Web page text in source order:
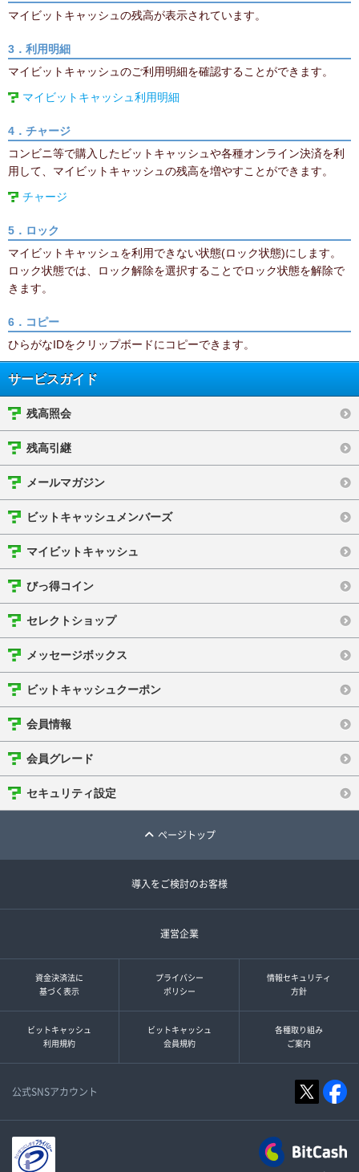
マイビットキャッシュの残高が表示されています。
3．利用明細
マイビットキャッシュのご利用明細を確認することができます。
マイビットキャッシュ利用明細
4．チャージ
コンビニ等で購入したビットキャッシュや各種オンライン決済を利
用して、マイビットキャッシュの残高を増やすことができます。
チャージ
5．ロック
マイビットキャッシュを利用できない状態(ロック状態)にします。
ロック状態では、ロック解除を選択することでロック状態を解除で
きます。
6．コピー
ひらがなIDをクリップボードにコピーできます。
サービスガイド
残高照会
残高引継
メールマガジン
ビットキャッシュメンバーズ
マイビットキャッシュ
びっ得コイン
セレクトショップ
メッセージボックス
ビットキャッシュクーポン
会員情報
会員グレード
セキュリティ設定
ページトップ
導入をご検討のお客様
運営企業
資金決済法に
基づく表示
プライバシー
ポリシー
情報セキュリティ
方針
ビットキャッシュ
利用規約
ビットキャッシュ
会員規約
各種取り組み
ご案内
公式SNSアカウント